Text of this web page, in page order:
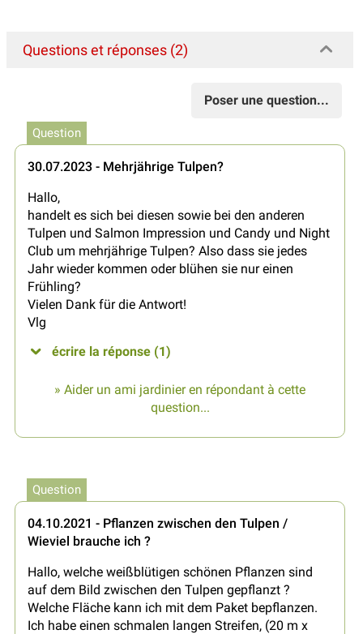
Questions et réponses (2)
Poser une question...
Question
30.07.2023 - Mehrjährige Tulpen?
Hallo,
handelt es sich bei diesen sowie bei den anderen
Tulpen und Salmon Impression und Candy und Night
Club um mehrjährige Tulpen? Also dass sie jedes
Jahr wieder kommen oder blühen sie nur einen
Frühling?
Vielen Dank für die Antwort!
Vlg
écrire la réponse (1)
» Aider un ami jardinier en répondant à cette
question...
Question
04.10.2021 - Pflanzen zwischen den Tulpen /
Wieviel brauche ich ?
Hallo, welche weißblütigen schönen Pflanzen sind
auf dem Bild zwischen den Tulpen gepflanzt ?
Welche Fläche kann ich mit dem Paket bepflanzen.
Ich habe einen schmalen langen Streifen, (20 m x